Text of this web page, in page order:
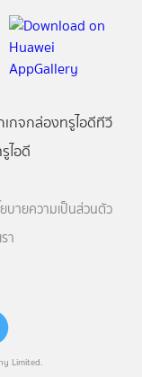
Limited.
กจกล่องทรูไอดีทีวี
ไอดี
บายความเป็นส่วนตัว
า